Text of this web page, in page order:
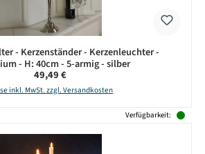
- Kerzenständer - Kerzenleuchter -
- H: 40cm - 5-armig - silber
Regulärer Preis:
49,49 €
inkl. MwSt. zzgl. Versandkosten
Verfügbarkeit: